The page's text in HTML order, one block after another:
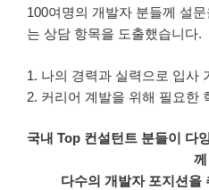
100여명의 개발자 분들께 설
는 상담 항목을 도출했습니다.
1. 나의 경력과 실력으로 입사
2. 커리어 계발을 위해 필요한
국내 Top 컨설턴트 분들이 다
께
다수의 개발자 포지션을